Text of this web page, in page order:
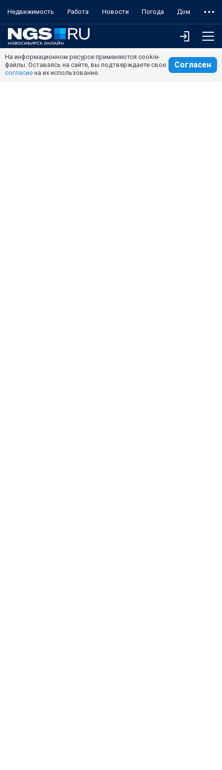
Недвижимость Работа Новости Погода Дом
На информационном ресурсе применяются cookie-
файлы. Оставаясь на сайте, вы подтверждаете свое
согласие на их использование.
Согласен